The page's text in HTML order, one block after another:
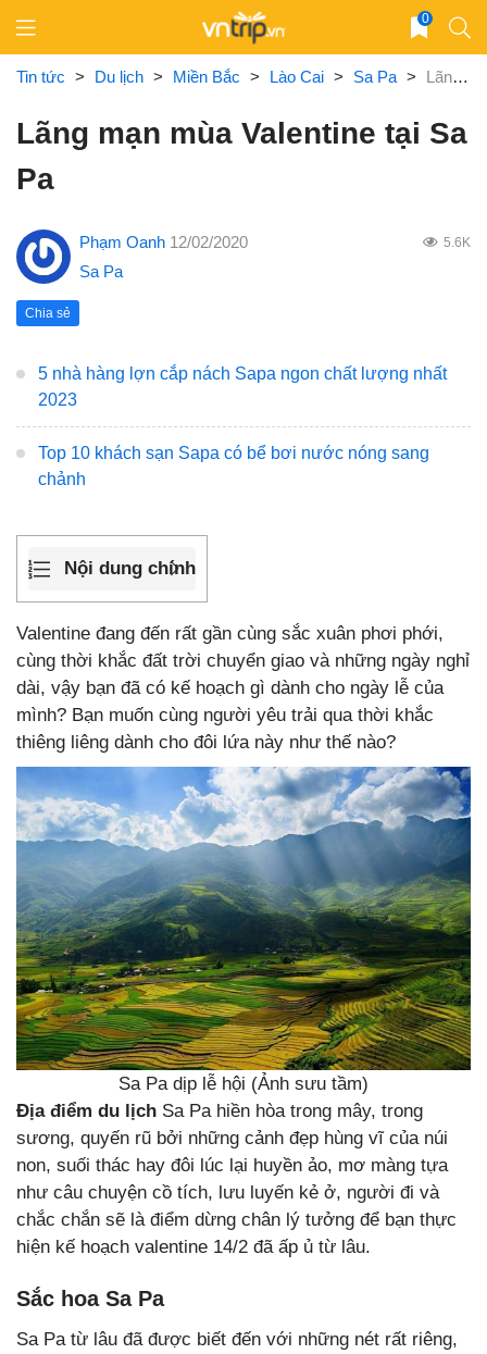
content
0
Tin tức > Du lịch > Miền Bắc > Lào Cai > Sa Pa > Lãng mạn mùa Valentine tại Sa Pa
Lãng mạn mùa Valentine tại Sa
Pa
Phạm Oanh 12/02/2020 5.6K
Sa Pa
Chia sẻ
5 nhà hàng lợn cắp nách Sapa ngon chất lượng nhất
2023
Top 10 khách sạn Sapa có bể bơi nước nóng sang
chảnh
Nội dung chính
Valentine đang đến rất gần cùng sắc xuân phơi phới,
cùng thời khắc đất trời chuyển giao và những ngày nghỉ
dài, vậy bạn đã có kế hoạch gì dành cho ngày lễ của
mình? Bạn muốn cùng người yêu trải qua thời khắc
thiêng liêng dành cho đôi lứa này như thế nào?
Sa Pa dịp lễ hội (Ảnh sưu tầm)
Địa điểm du lịch Sa Pa hiền hòa trong mây, trong
sương, quyến rũ bởi những cảnh đẹp hùng vĩ của núi
non, suối thác hay đôi lúc lại huyền ảo, mơ màng tựa
như câu chuyện cồ tích, lưu luyến kẻ ở, người đi và
chắc chắn sẽ là điểm dừng chân lý tưởng để bạn thực
hiện kế hoạch valentine 14/2 đã ấp ủ từ lâu.
Sắc hoa Sa Pa
Sa Pa từ lâu đã được biết đến với những nét rất riêng,